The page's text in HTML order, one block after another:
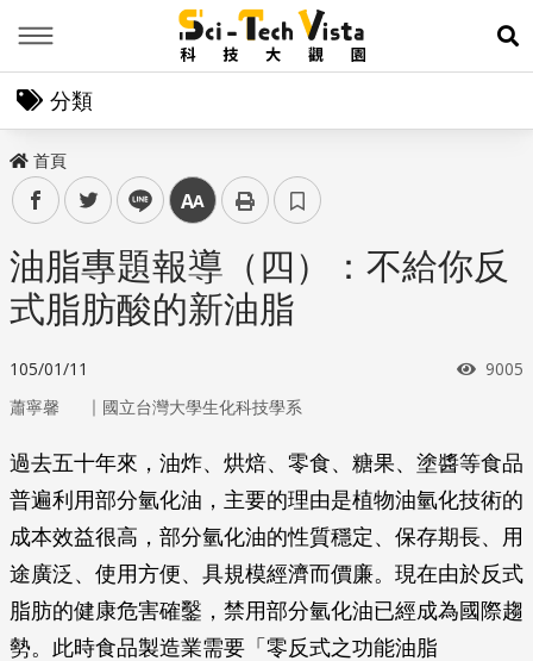
展
分類
首頁
facebooktwitter line 中
油脂專題報導（四）：不給你反
式脂肪酸的新油脂
105/01/11 瀏覽
9005
蕭寧馨 ｜ 國立台灣大學生化科技學系
過去五十年來，油炸、烘焙、零食、糖果、塗醬等食品
普遍利用部分氫化油，主要的理由是植物油氫化技術的
成本效益很高，部分氫化油的性質穩定、保存期長、用
途廣泛、使用方便、具規模經濟而價廉。現在由於反式
脂肪的健康危害確鑿，禁用部分氫化油已經成為國際趨
勢。此時食品製造業需要「零反式之功能油脂